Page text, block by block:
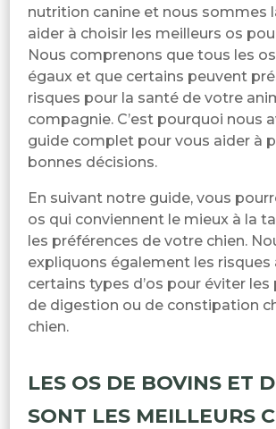
nutrition canine et nous sommes
aider à choisir les meilleurs os
Nous comprenons que tous les
égaux et que certains peuvent
risques pour la santé de votre
compagnie. C’est pourquoi nous
guide complet pour vous aider à
bonnes décisions.
En suivant notre guide, vous
os qui conviennent le mieux à la
les préférences de votre chien.
expliquons également les risques
certains types d’os pour éviter
de digestion ou de constipation
chien.
LES OS DE BOVINS ET
SONT LES MEILLEURS